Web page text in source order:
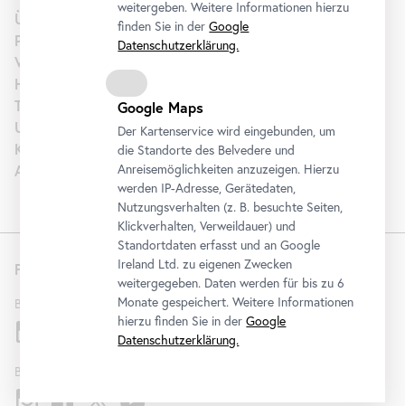
Über uns
Presse
Vermietung
Hochzeit
Tourism | B2B
Unterstützen
Karriere
Artothek
Folgen Sie uns
Belvedere
Belvedere 21
weitergeben. Weitere Informationen hierzu
finden Sie in derGoogle
Datenschutzerklärung.
Google Maps
Der Kartenservice wird eingebunden, um
die Standorte des Belvedere und
Anreisemöglichkeiten anzuzeigen. Hierzu
werden IP-Adresse, Gerätedaten,
Nutzungsverhalten (z. B. besuchte Seiten,
Klickverhalten, Verweildauer) und
Standortdaten erfasst und an Google
Ireland Ltd. zu eigenen Zwecken
weitergegeben. Daten werden für bis zu 6
Monate gespeichert. Weitere Informationen
hierzu finden Sie in derGoogle
Datenschutzerklärung.